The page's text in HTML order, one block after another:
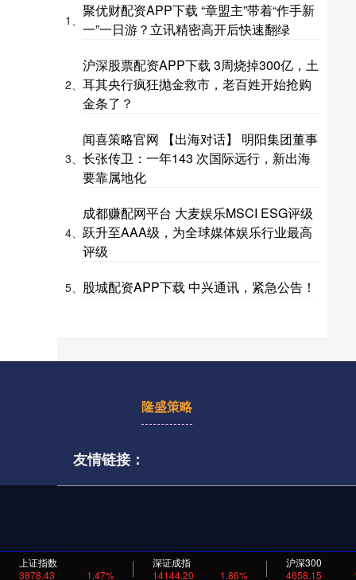
1、
聚优财配资APP下载 “章盟主”带着“作手新
一”一日游？立讯精密高开后快速翻绿
2、
沪深股票配资APP下载 3周烧掉300亿，土
耳其央行疯狂抛金救市，老百姓开始抢购
金条了？
3、
闻喜策略官网 【出海对话】 明阳集团董事
长张传卫：一年143 次国际远行，新出海
要靠属地化
4、
成都赚配网平台 大麦娱乐MSCI ESG评级
跃升至AAA级，为全球媒体娱乐行业最高
评级
5、 股城配资APP下载 中兴通讯，紧急公告！
上证指数
3878.43
1.47%
深证成指
14144.20
1.86%
沪深300
4658.15
隆盛策略
友情链接：